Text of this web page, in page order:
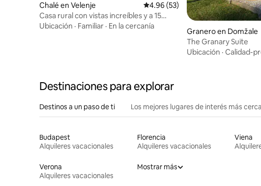
Chalé en Velenje Calificación promedio: 4.96 de 5,
4.96 (53)
Casa rural con vistas increíbles y a 15
minutos en coche del lago
Ubicación · Familiar · En la cercanía
Granero en Domžale
The Granary Suite
Ubicación · Calidad-
Destinaciones para explorar
Destinos a un paso de ti Los mejores lugares de interés más
Budapest
Alquileres vacacionales
Florencia
Alquileres vacacionales
Viena
Verona
Alquileres vacacionales
Mostrar más